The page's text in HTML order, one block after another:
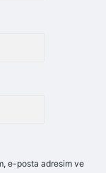
e-posta adresim ve